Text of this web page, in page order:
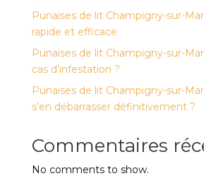
Punaises de lit Champigny-sur-
rapide et efficace
Punaises de lit Champigny-sur-
cas d’infestation ?
Punaises de lit Champigny-sur-
s’en débarrasser définitivement ?
Commentaires
No comments to show.